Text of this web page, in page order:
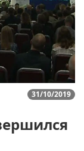
31/10/2019